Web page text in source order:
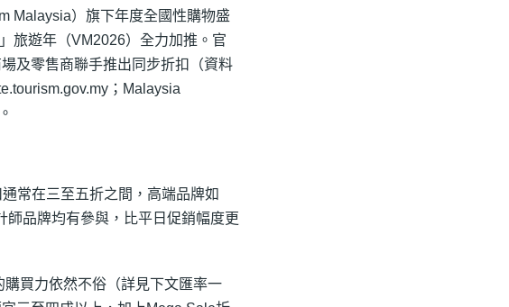
Malaysia）旗下年度全國性購物盛
旅遊年（VM2026）全力加推。官
及零售商聯手推出同步折扣（資料
；Malaysia
常在三至五折之間，高端品牌如
品牌均有參與，比平日促銷幅度更
買力依然不俗（詳見下文匯率一